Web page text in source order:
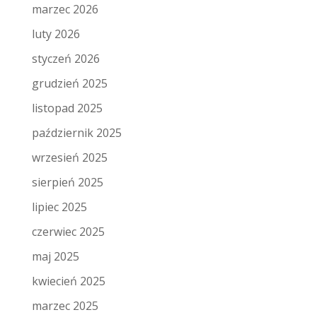
marzec 2026
luty 2026
styczeń 2026
grudzień 2025
listopad 2025
październik 2025
wrzesień 2025
sierpień 2025
lipiec 2025
czerwiec 2025
maj 2025
kwiecień 2025
marzec 2025